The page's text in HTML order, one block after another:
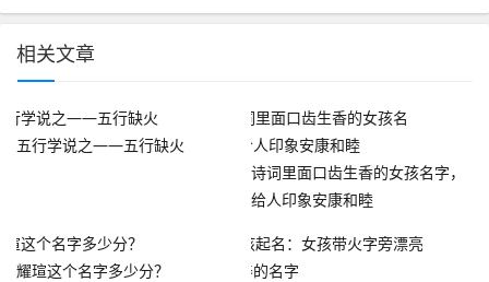
相关文章
五行学说之——五行缺火
诗词里面口齿生香的女孩名字，
给人印象安康和睦
耀瑄这个名字多少分？